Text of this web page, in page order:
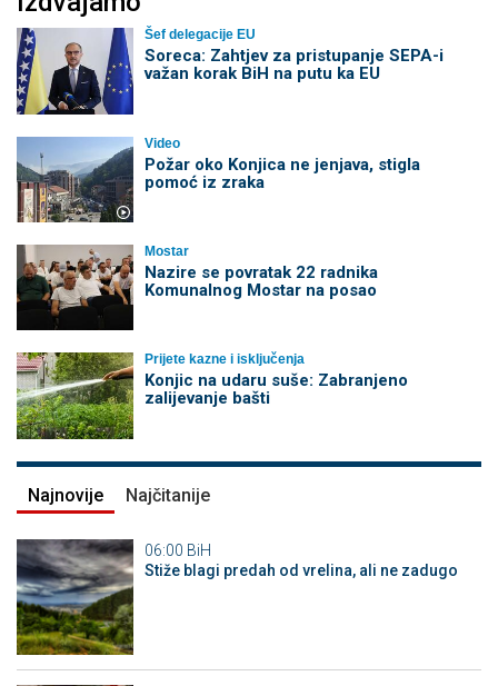
Šef delegacije EU
Soreca: Zahtjev za pristupanje SEPA-i
važan korak BiH na putu ka EU
Video
Požar oko Konjica ne jenjava, stigla
pomoć iz zraka
Mostar
Nazire se povratak 22 radnika
Komunalnog Mostar na posao
Prijete kazne i isključenja
Konjic na udaru suše: Zabranjeno
zalijevanje bašti
Najnovije Najčitanije
06:00 BiH
Stiže blagi predah od vrelina, ali ne zadugo